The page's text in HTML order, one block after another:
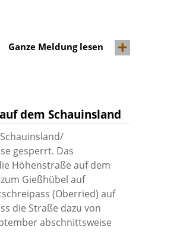
Ganze Meldung lesen
dem Schauinsland
gesperrt. Das
Höhenstraße auf dem
Gießhübel auf
(Oberried) auf
die Straße dazu von
abschnittsweise